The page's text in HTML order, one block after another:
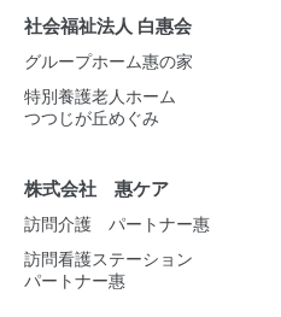
社会福祉法人 白惠会
グループホーム惠の家
特別養護老人ホーム
つつじが丘めぐみ
株式会社 惠ケア
訪問介護 パートナー惠
訪問看護ステーション
パートナー惠